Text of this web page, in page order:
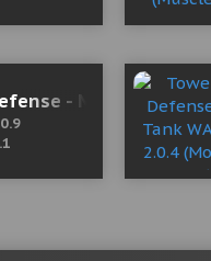
- Merge and